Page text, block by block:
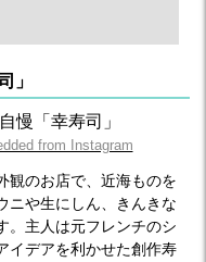
」
from Instagram
観のお店で、近海ものを
ニや生にしん、きんきな
。主人は元フレンチのシ
イデアを利かせた創作寿